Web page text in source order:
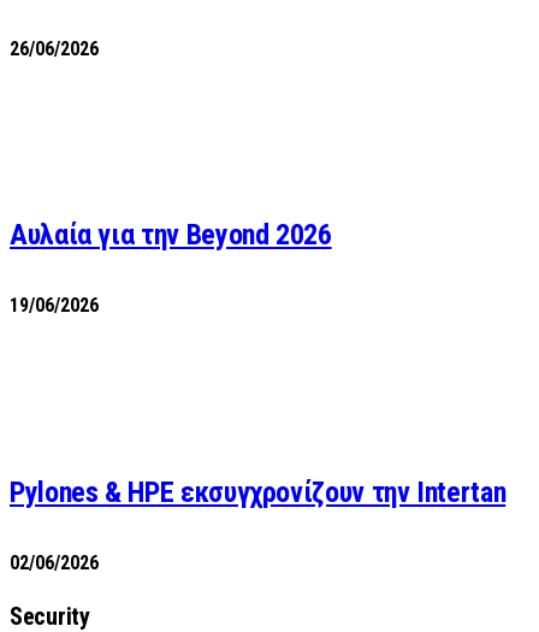
26/06/2026
Αυλαία για την Beyond 2026
19/06/2026
Pylones & HPE εκσυγχρονίζουν την Intertan
02/06/2026
Security